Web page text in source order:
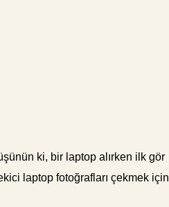
ki, bir laptop alırken ilk gör
laptop fotoğrafları çekmek için